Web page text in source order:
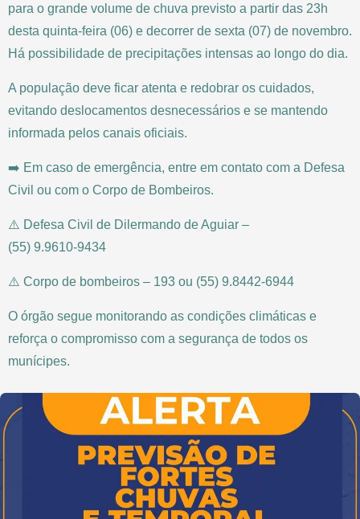
para o grande volume de chuva previsto a partir das 23h
desta quinta-feira (06) e decorrer de sexta (07) de novembro.
Há possibilidade de precipitações intensas ao longo do dia.
A população deve ficar atenta e redobrar os cuidados,
evitando deslocamentos desnecessários e se mantendo
informada pelos canais oficiais.
➡️ Em caso de emergência, entre em contato com a Defesa
Civil ou com o Corpo de Bombeiros.
⚠️ Defesa Civil de Dilermando de Aguiar –
(55) 9.9610-9434
⚠️ Corpo de bombeiros – 193 ou (55) 9.8442-6944
O órgão segue monitorando as condições climáticas e
reforça o compromisso com a segurança de todos os
munícipes.